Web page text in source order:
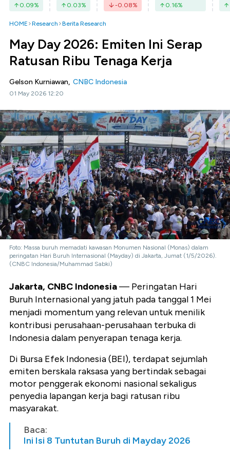
0.09% 0.03% -0.08% 0.16%
HOME Research Berita Research
May Day 2026: Emiten Ini Serap
Ratusan Ribu Tenaga Kerja
Gelson Kurniawan, CNBC Indonesia
01 May 2026 12:20
Foto: Massa buruh memadati kawasan Monumen Nasional (Monas) dalam
peringatan Hari Buruh Internasional (Mayday) di Jakarta, Jumat (1/5/2026).
(CNBC Indonesia/Muhammad Sabki)
Jakarta, CNBC Indonesia— Peringatan Hari
Buruh Internasional yang jatuh pada tanggal 1 Mei
menjadi momentum yang relevan untuk menilik
kontribusi perusahaan-perusahaan terbuka di
Indonesia dalam penyerapan tenaga kerja.
Di Bursa Efek Indonesia (BEI), terdapat sejumlah
emiten berskala raksasa yang bertindak sebagai
motor penggerak ekonomi nasional sekaligus
penyedia lapangan kerja bagi ratusan ribu
masyarakat.
Baca:
Ini Isi 8 Tuntutan Buruh di Mayday 2026